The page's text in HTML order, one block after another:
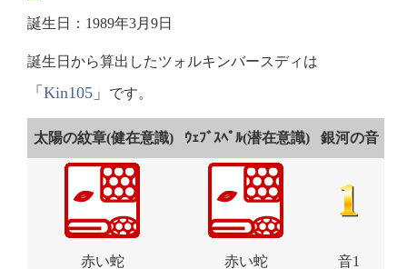
誕生日：1989年3月9日
誕生日から算出したツォルキンバースディは
「 Kin105 」 です。
太陽の紋章(健在意識) ｳｪﾌﾞｽﾍﾟﾙ(潜在意識) 銀河の音
赤い蛇 赤い蛇 音1